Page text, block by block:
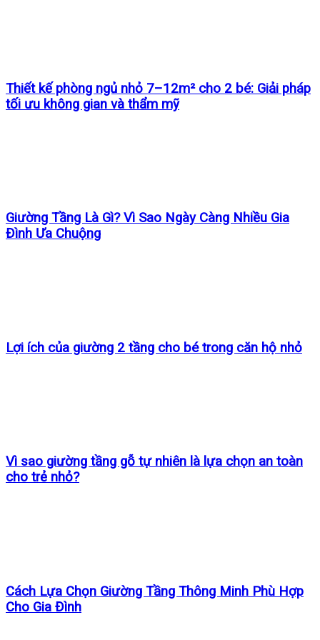
Thiết kế phòng ngủ nhỏ 7–12m² cho 2 bé: Giải pháp
tối ưu không gian và thẩm mỹ
Giường Tầng Là Gì? Vì Sao Ngày Càng Nhiều Gia
Đình Ưa Chuộng
Lợi ích của giường 2 tầng cho bé trong căn hộ nhỏ
Vì sao giường tầng gỗ tự nhiên là lựa chọn an toàn
cho trẻ nhỏ?
Cách Lựa Chọn Giường Tầng Thông Minh Phù Hợp
Cho Gia Đình